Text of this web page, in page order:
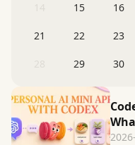
15 16
21 22 23
29 30